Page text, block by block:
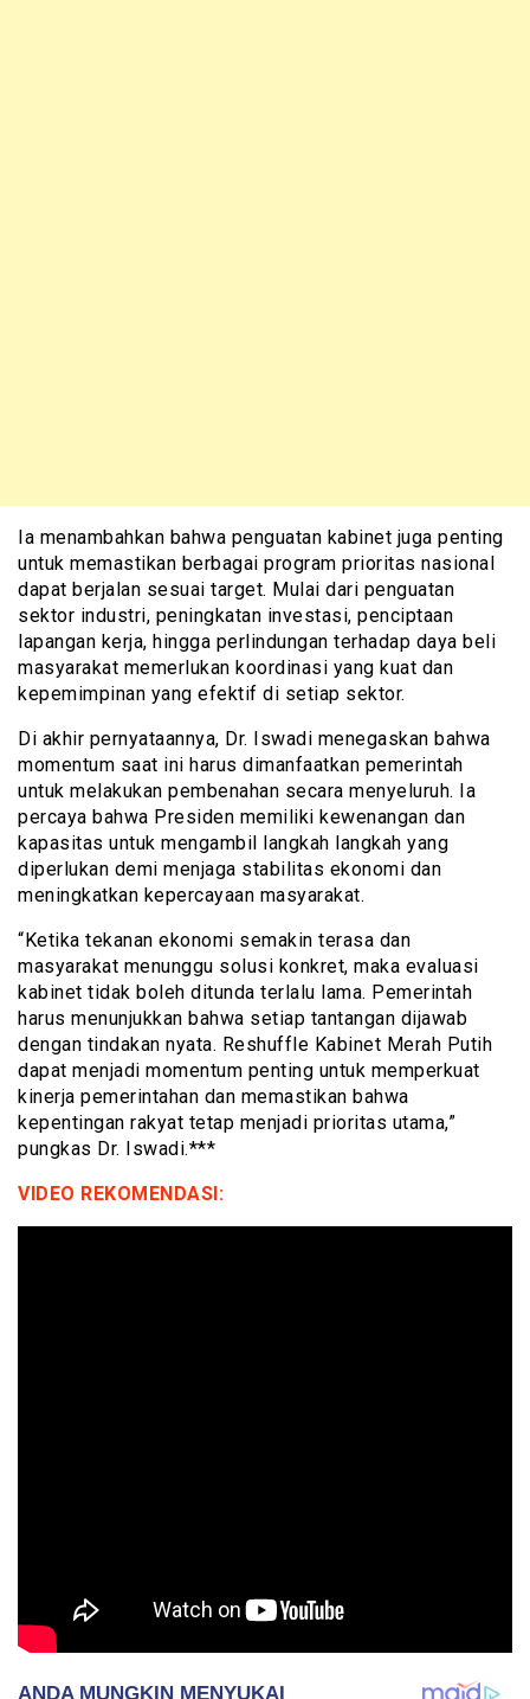
Ia menambahkan bahwa penguatan kabinet juga penting
untuk memastikan berbagai program prioritas nasional
dapat berjalan sesuai target. Mulai dari penguatan
sektor industri, peningkatan investasi, penciptaan
lapangan kerja, hingga perlindungan terhadap daya beli
masyarakat memerlukan koordinasi yang kuat dan
kepemimpinan yang efektif di setiap sektor.
Di akhir pernyataannya, Dr. Iswadi menegaskan bahwa
momentum saat ini harus dimanfaatkan pemerintah
untuk melakukan pembenahan secara menyeluruh. Ia
percaya bahwa Presiden memiliki kewenangan dan
kapasitas untuk mengambil langkah langkah yang
diperlukan demi menjaga stabilitas ekonomi dan
meningkatkan kepercayaan masyarakat.
“Ketika tekanan ekonomi semakin terasa dan
masyarakat menunggu solusi konkret, maka evaluasi
kabinet tidak boleh ditunda terlalu lama. Pemerintah
harus menunjukkan bahwa setiap tantangan dijawab
dengan tindakan nyata. Reshuffle Kabinet Merah Putih
dapat menjadi momentum penting untuk memperkuat
kinerja pemerintahan dan memastikan bahwa
kepentingan rakyat tetap menjadi prioritas utama,”
pungkas Dr. Iswadi.***
VIDEO REKOMENDASI: